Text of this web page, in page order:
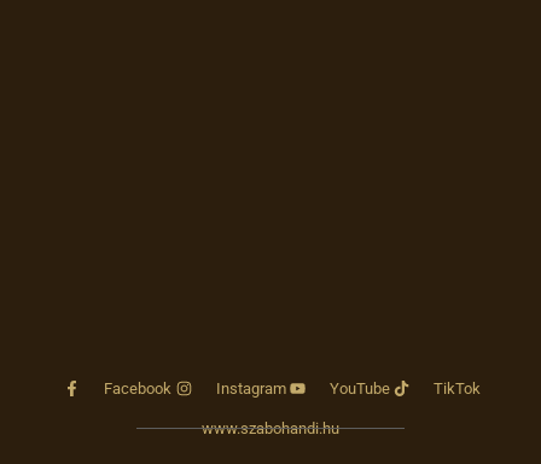
Facebook Instagram YouTube TikTok
www.szabohandi.hu